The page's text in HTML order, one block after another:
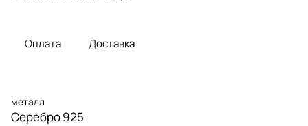
Оплата Доставка
металл
Серебро 925